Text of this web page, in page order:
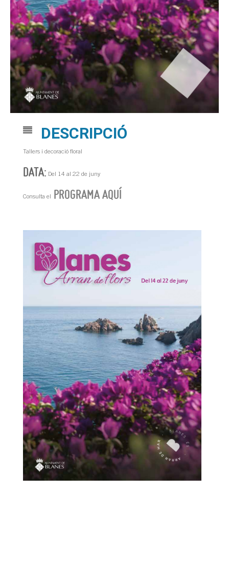
DESCRIPCIÓ
Tallers i decoració floral
DATA: Del 14 al 22 de juny
Consulta el PROGRAMA AQUÍ